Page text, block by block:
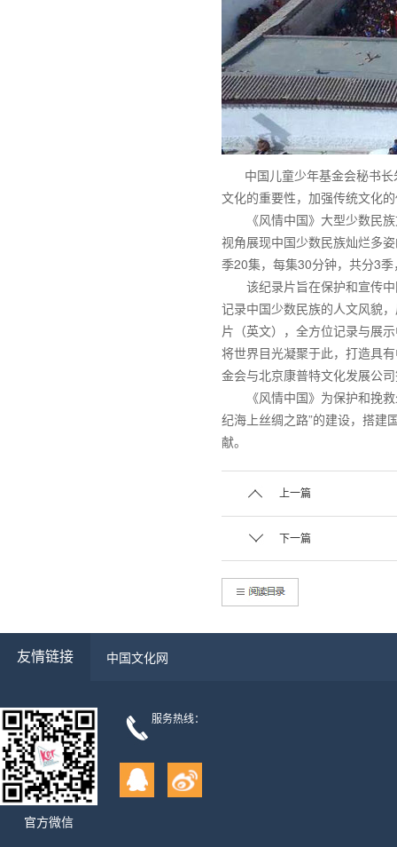
中国儿童少年基金会秘书
文化的重要性，加强传统文化
《风情中国》大型少数民族
视角展现中国少数民族灿烂多
季20集，每集30分钟，共分3
该纪录片旨在保护和宣传中
记录中国少数民族的人文风貌
片（英文），全方位记录与展
将世界目光凝聚于此，打造具
金会与北京康普特文化发展公
《风情中国》为保护和挽救
纪海上丝绸之路”的建设，搭建
献。
上一篇
下一篇
友情链接 中国文化网
官方微信
服务热线：